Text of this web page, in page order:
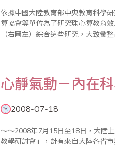
依據中國大陸教育部中央教育科學
算協會等單位為了研究珠心算教育
（右圖左）綜合這些研究，大致彙整出幾個重點，分享各界
心靜氣動－內在
2008-07-18
～～2008年7月15日至18日，大陸
教學研討會」，計有來自大陸各省